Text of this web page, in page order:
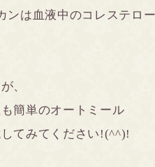
ンは血液中のコレステロ
、
簡単のオートミール
てみてください!(^^)!